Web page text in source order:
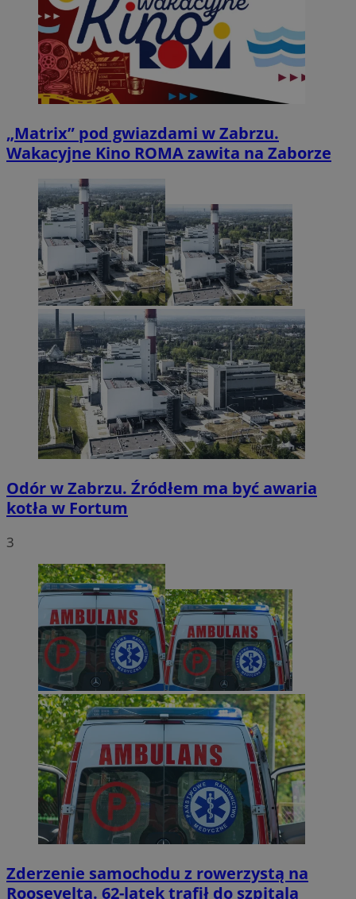
„Matrix” pod gwiazdami w Zabrzu.
Wakacyjne Kino ROMA zawita na Zaborze
Odór w Zabrzu. Źródłem ma być awaria
kotła w Fortum
3
Zderzenie samochodu z rowerzystą na
Roosevelta. 62-latek trafił do szpitala